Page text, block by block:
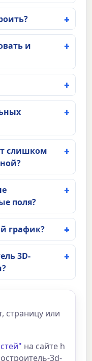
и
слишком
поля?
график?
3D-
страницу или
на сайте h
3d-